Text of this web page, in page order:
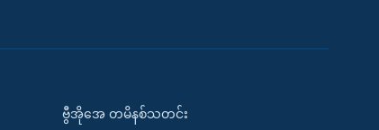
ဗွီအိုအေ တမိနစ်သတင်း